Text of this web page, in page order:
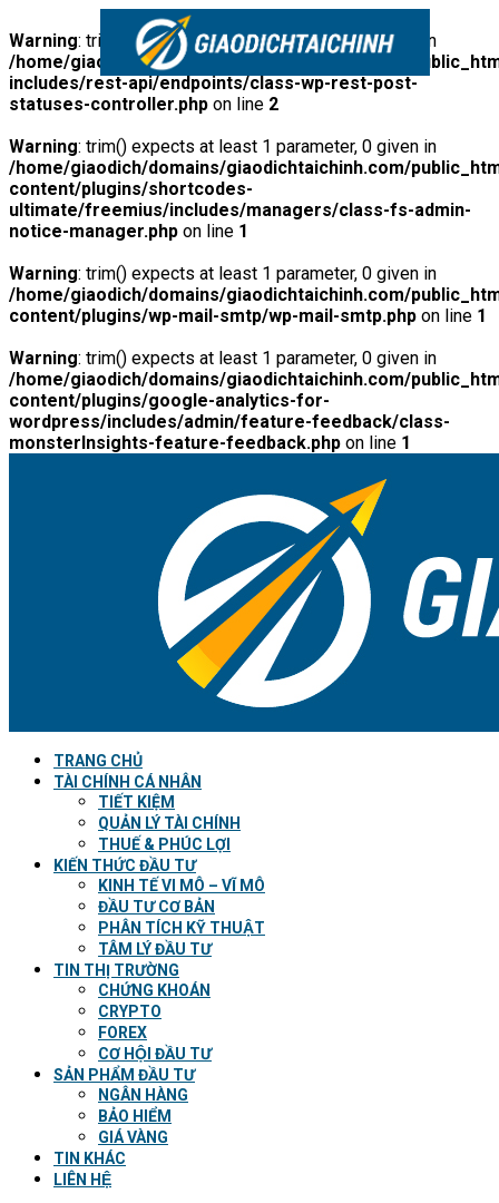
Warning: trim() expects at least 1 parameter, 0 given in
/home/giaodich/domains/giaodichtaichinh.com/
includes/rest-api/endpoints/class-wp-rest-post-
statuses-controller.php on line 2
Warning: trim() expects at least 1 parameter, 0 given in
/home/giaodich/domains/giaodichtaichinh.com/
content/plugins/shortcodes-
ultimate/freemius/includes/managers/class-fs-admin-
notice-manager.php on line 1
Warning: trim() expects at least 1 parameter, 0 given in
/home/giaodich/domains/giaodichtaichinh.com/
content/plugins/wp-mail-smtp/wp-mail-smtp.php on line 1
Warning: trim() expects at least 1 parameter, 0 given in
/home/giaodich/domains/giaodichtaichinh.com/
content/plugins/google-analytics-for-
wordpress/includes/admin/feature-feedback/class-
monsterInsights-feature-feedback.php on line 1
TRANG CHỦ
TÀI CHÍNH CÁ NHÂN
TIẾT KIỆM
QUẢN LÝ TÀI CHÍNH
THUẾ & PHÚC LỢI
KIẾN THỨC ĐẦU TƯ
KINH TẾ VI MÔ – VĨ MÔ
ĐẦU TƯ CƠ BẢN
PHÂN TÍCH KỸ THUẬT
TÂM LÝ ĐẦU TƯ
TIN THỊ TRƯỜNG
CHỨNG KHOÁN
CRYPTO
FOREX
CƠ HỘI ĐẦU TƯ
SẢN PHẨM ĐẦU TƯ
NGÂN HÀNG
BẢO HIỂM
GIÁ VÀNG
TIN KHÁC
LIÊN HỆ